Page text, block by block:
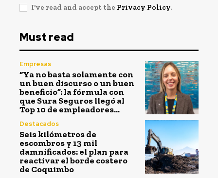
I've read and accept the Privacy Policy.
Must read
Empresas
“Ya no basta solamente con
un buen discurso o un buen
beneficio”: la fórmula con
que Sura Seguros llegó al
Top 10 de empleadores...
Destacados
Seis kilómetros de
escombros y 13 mil
damnificados: el plan para
reactivar el borde costero
de Coquimbo